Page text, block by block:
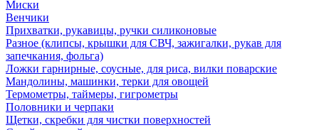
Миски
Венчики
Прихватки, рукавицы, ручки силиконовые
Разное (клипсы, крышки для СВЧ, зажигалки, рукав для
запечкания, фольга)
Ложки гарнирные, соусные, для риса, вилки поварские
Мандолины, машинки, терки для овощей
Термометры, таймеры, гигрометры
Половники и черпаки
Щетки, скребки для чистки поверхностей